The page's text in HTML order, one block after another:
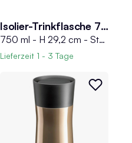
Isolier-Trinkflasche 750 ml THERMOCAFE
750 ml - H 29,2 cm - Steingrau matt - Edelstahl 18/8 - mit Drehverschluss
Lieferzeit 1 - 3 Tage